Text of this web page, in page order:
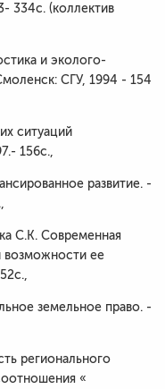
334с. (коллектив
и эколого-
СГУ, 1994 - 154
ситуаций
156с.,
развитие. -
С.К. Современная
возможности ее
земельное право. -
регионального
«